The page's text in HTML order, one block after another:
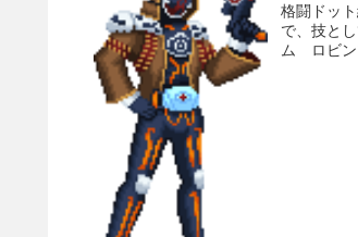
格闘ドッ
で、技と
ム ロビン